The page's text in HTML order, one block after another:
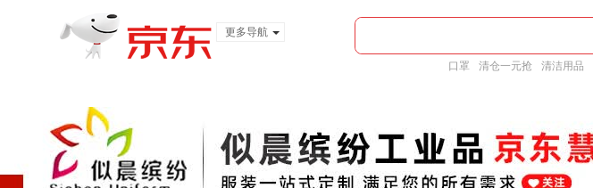
更多导航
口罩 清仓一元抢 清洁用品